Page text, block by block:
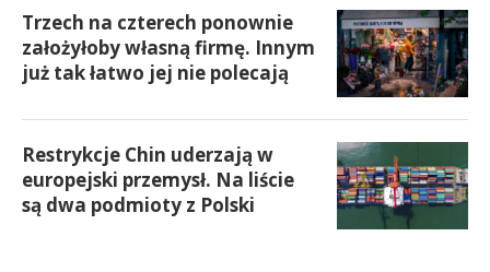
Trzech na czterech ponownie
założyłoby własną firmę. Innym
już tak łatwo jej nie polecają
Restrykcje Chin uderzają w
europejski przemysł. Na liście
są dwa podmioty z Polski